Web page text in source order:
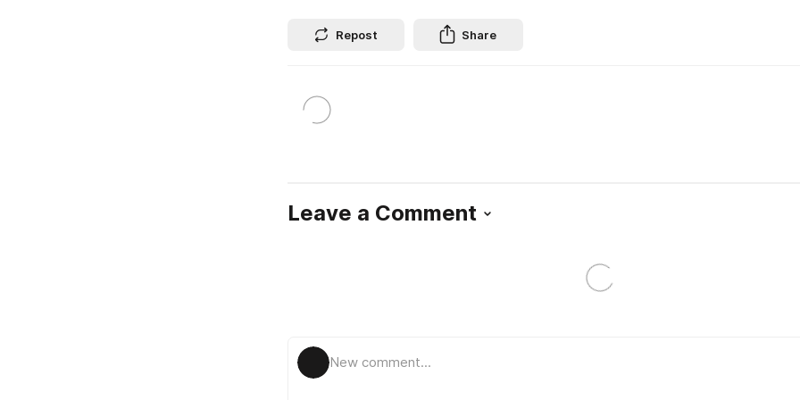
Repost Share
Leave a Comment